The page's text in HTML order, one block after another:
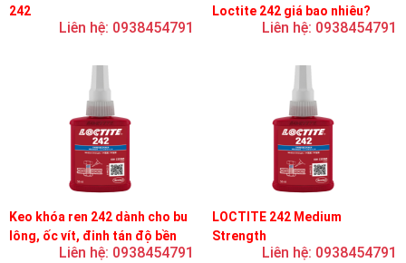
242
Liên hệ: 0938454791
Loctite 242 giá bao nhiêu?
Liên hệ: 0938454791
Keo khóa ren 242 dành cho bu
lông, ốc vít, đinh tán độ bền
trung bình, độ nhớt trung bình
Liên hệ: 0938454791
LOCTITE 242 Medium
Strength
Liên hệ: 0938454791